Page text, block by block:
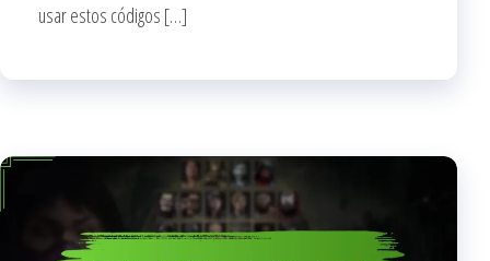
usar estos códigos […]